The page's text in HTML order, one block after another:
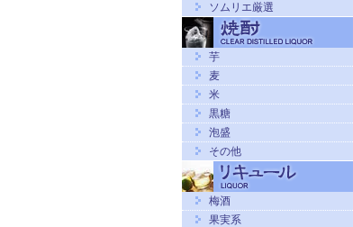
ソムリエ厳選
芋
麦
米
黒糖
泡盛
その他
梅酒
果実系